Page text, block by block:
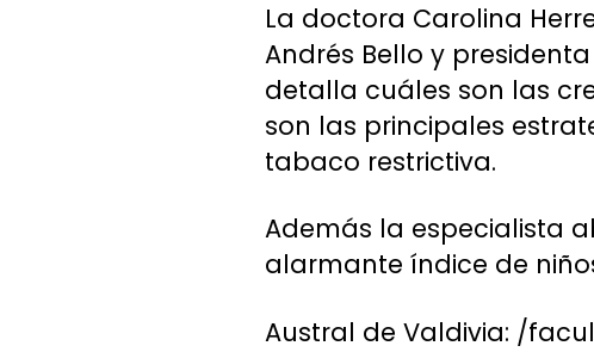
La doctora Carolina
Andrés Bello y
detalla cuáles son las
son las principales
tabaco restrictiva.
Además la especialista
alarmante índice de
Austral de Valdivia: /